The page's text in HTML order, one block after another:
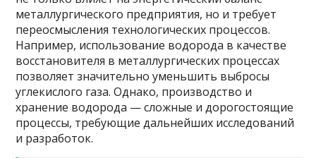
металлургического предприятия, но и требует
переосмысления технологических процессов.
Например, использование водорода в качестве
восстановителя в металлургических процессах
позволяет значительно уменьшить выбросы
углекислого газа. Однако, производство и
хранение водорода — сложные и дорогостоящие
процессы, требующие дальнейших исследований
и разработок.